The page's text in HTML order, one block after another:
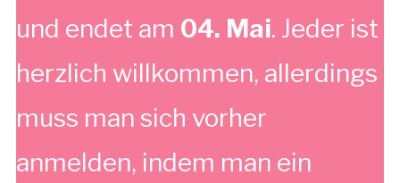
und endet am 04. Mai. Jeder ist
herzlich willkommen, allerdings
muss man sich vorher
anmelden, indem man ein